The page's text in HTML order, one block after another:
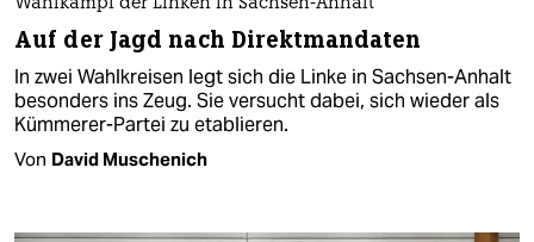
Wahlkampf der Linken in Sachsen-Anhalt
Auf der Jagd nach Direktmandaten
In zwei Wahlkreisen legt sich die Linke in Sachsen-Anhalt
besonders ins Zeug. Sie versucht dabei, sich wieder als
Kümmerer-Partei zu etablieren.
Von David Muschenich